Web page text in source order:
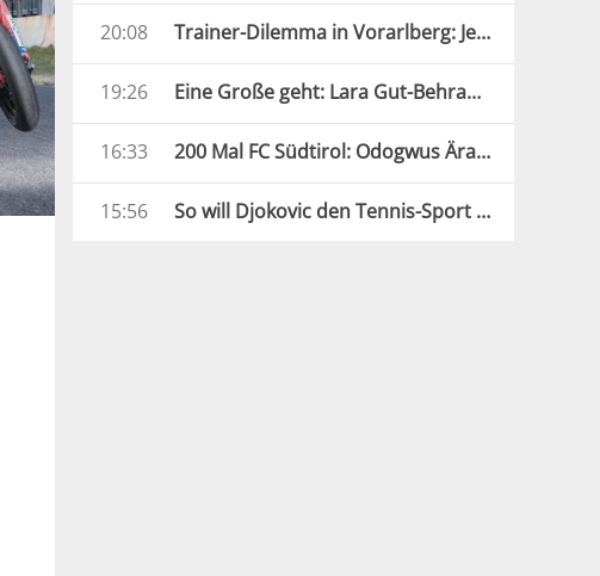
20:08 Trainer-Dilemma in Vorarlberg: Jetzt übernimmt der Assistent
19:26 Eine Große geht: Lara Gut-Behrami beendet ihre Karriere
16:33 200 Mal FC Südtirol: Odogwus Ära ist zu Ende
15:56 So will Djokovic den Tennis-Sport revolutionieren